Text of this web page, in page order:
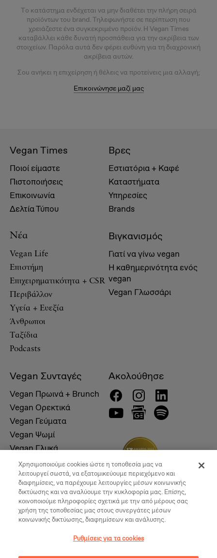
Tο κατάστημα ενδέχεται να μην διαθέτει την πλήρη σειρά
προϊόντων του brand. Τηλεφωνήστε σε περίπτωση που
χρειάζεστε ένα συγκεκριμένο προϊόν. Η Vegan Times
καταβάλλει κάθε δυνατή προσπάθεια για την ακρίβεια των
στοιχείων. Παρόλα αυτά δεν φέρει ευθύνη για τη διαχρονική
ακρίβεια αυτών.
Σου ανήκει η επιχείρηση ή θέλειςνα προτείνεις μια αλλαγή;
Επικοινώνησε μαζί μας
Vegan Times
Ποιοί είμαστε
Πιστοποιήσεις
Επικοινωνία
Δελτία Τύπου
Βρες
Εστιατόρια + Καφέ
Καταστήματα
Υπηρεσίες
Brands
Νέα
Vegan Life
Επιστήμη
Επιχειρηματικότητα + CSR
Περιβάλλον
Υγεία + Ευεξία
Άνθρωποι
Ταξίδια
Podcasts
Βιγκανισμός
Γιατί να γίνω vegan
Η καθημερινότητα ενός
vegan
Vegan Γλωσσάρι
Vegan Συνταγές
Vegan Πρωινά + Brunch
Vegan Ορεκτικά
Vegan Γεύματα
Vegan Ψωμί
Vegan Γλυκά
Ακολούθησε
Χρησιμοποιούμε cookies ώστε η τοποθεσία μας να
λειτουργεί σωστά, να εξατομικεύουμε περιεχόμενο και
διαφημίσεις, να παρέχουμε λειτουργίες μέσων κοινωνικής
δικτύωσης και να αναλύουμε την κυκλοφορία μας. Επίσης,
κοινοποιούμε πληροφορίες σχετικά με την από μέρους σας
χρήση της τοποθεσίας μας στους συνεργάτες μέσων
κοινωνικής δικτύωσης, διαφημίσεων και ανάλυσης.
Ρυθμίσεις για τα cookies